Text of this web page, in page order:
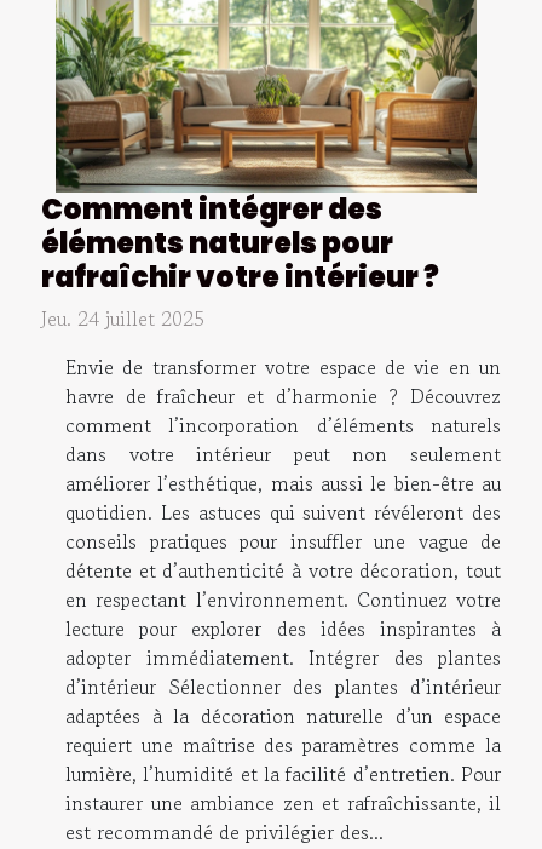
Comment intégrer des
éléments naturels pour
rafraîchir votre intérieur ?
Jeu. 24 juillet 2025
Envie de transformer votre espace de vie en un
havre de fraîcheur et d’harmonie ? Découvrez
comment l’incorporation d’éléments naturels
dans votre intérieur peut non seulement
améliorer l’esthétique, mais aussi le bien-être au
quotidien. Les astuces qui suivent révéleront des
conseils pratiques pour insuffler une vague de
détente et d’authenticité à votre décoration, tout
en respectant l’environnement. Continuez votre
lecture pour explorer des idées inspirantes à
adopter immédiatement. Intégrer des plantes
d’intérieur Sélectionner des plantes d’intérieur
adaptées à la décoration naturelle d’un espace
requiert une maîtrise des paramètres comme la
lumière, l’humidité et la facilité d’entretien. Pour
instaurer une ambiance zen et rafraîchissante, il
est recommandé de privilégier des...